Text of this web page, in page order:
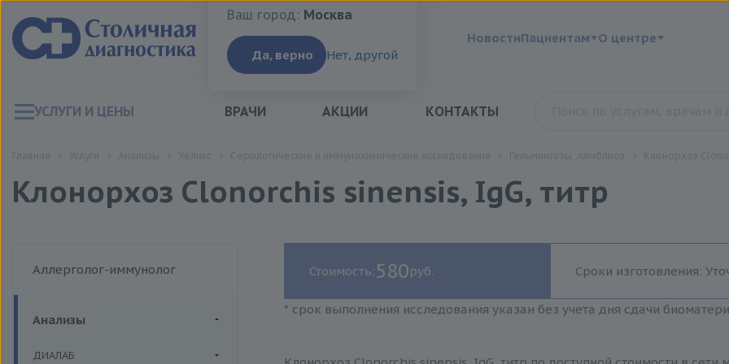
Ваш город:Москва
Ваш город: Москва
Да, верно Нет, другой
НовостиПациентам О центре
УСЛУГИ И ЦЕНЫ ВРАЧИ АКЦИИ КОНТАКТЫ
Клонорхоз Clonorchis sinensis, IgG, титр
Аллерголог-иммунолог
Анализы
ДИАЛАБ
Стоимость:580руб. Сроки изготовления:
* срок выполнения исследования указан без учета дня сдачи